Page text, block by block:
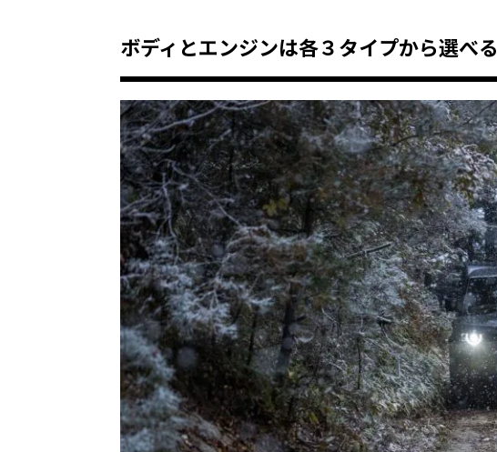
ボディとエンジンは各３タイプから選べる